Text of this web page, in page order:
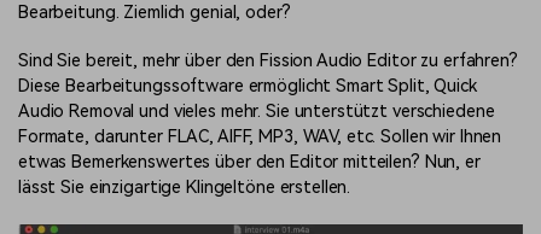
Bearbeitung. Ziemlich genial, oder?
Sind Sie bereit, mehr über den Fission Audio Editor zu erfahren?
Diese Bearbeitungssoftware ermöglicht Smart Split, Quick
Audio Removal und vieles mehr. Sie unterstützt verschiedene
Formate, darunter FLAC, AIFF, MP3, WAV, etc. Sollen wir Ihnen
etwas Bemerkenswertes über den Editor mitteilen? Nun, er
lässt Sie einzigartige Klingeltöne erstellen.